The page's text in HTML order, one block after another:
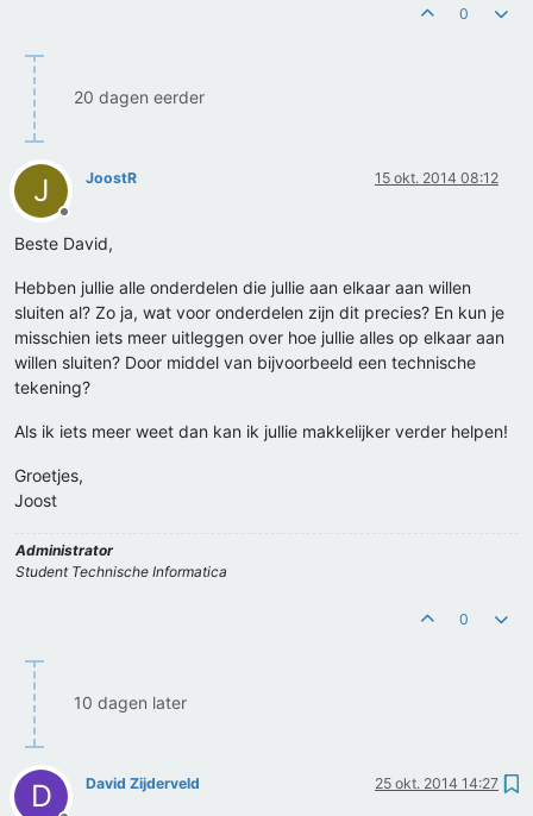
0
20 dagen eerder
J
Offline
JoostR 15 okt. 2014 08:12
Beste David,
Hebben jullie alle onderdelen die jullie aan elkaar aan willen
sluiten al? Zo ja, wat voor onderdelen zijn dit precies? En kun je
misschien iets meer uitleggen over hoe jullie alles op elkaar aan
willen sluiten? Door middel van bijvoorbeeld een technische
tekening?
Als ik iets meer weet dan kan ik jullie makkelijker verder helpen!
Groetjes,
Joost
Administrator
Student Technische Informatica
0
10 dagen later
D David Zijderveld 25 okt. 2014 14:27